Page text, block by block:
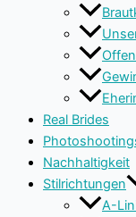
Real Brides
Nachhaltigkeit
Stilrichtungen
A-